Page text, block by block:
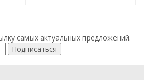
самых актуальных предложений.
Подписаться